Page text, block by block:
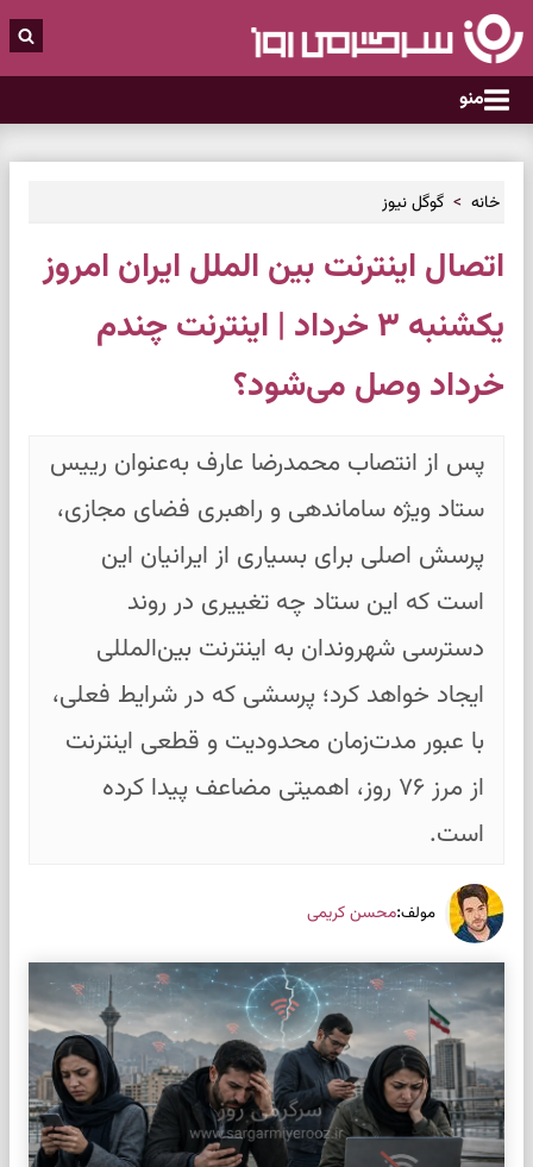
منو
خانه گوگل نیوز
اتصال اینترنت بین الملل ایران امروز
یکشنبه ۳ خرداد | اینترنت چندم
خرداد وصل می‌شود؟
پس از انتصاب محمدرضا عارف به‌عنوان رییس
ستاد ویژه ساماندهی و راهبری فضای مجازی،
پرسش اصلی برای بسیاری از ایرانیان این
است که این ستاد چه تغییری در روند
دسترسی شهروندان به اینترنت بین‌المللی
ایجاد خواهد کرد؛ پرسشی که در شرایط فعلی،
با عبور مدت‌زمان محدودیت و قطعی اینترنت
از مرز ۷۶ روز، اهمیتی مضاعف پیدا کرده
است.
مولف:محسن کریمی